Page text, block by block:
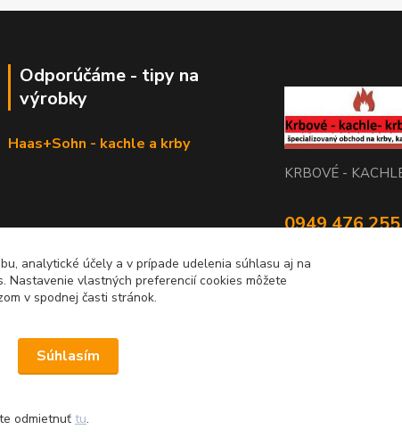
Odporúčáme - tipy na
výrobky
Haas+Sohn - kachle a krby
KRBOVÉ -
0949 476 255
analytické účely a v prípade udelenia súhlasu aj na
Nastavenie vlastných preferencií cookies môžete
v spodnej časti stránok.
Súhlasím
odmietnuť tu.